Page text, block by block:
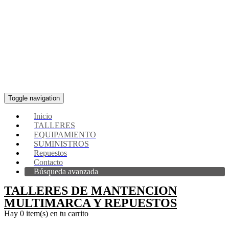
Toggle navigation
Inicio
TALLERES
EQUIPAMIENTO
SUMINISTROS
Repuestos
Contacto
Búsqueda avanzada
TALLERES DE MANTENCION
MULTIMARCA Y REPUESTOS
Hay 0 item(s) en tu carrito